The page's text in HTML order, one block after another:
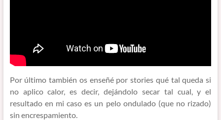
Por último también os enseñé por stories qué tal queda si
no aplico calor, es decir, dejándolo secar tal cual, y el
resultado en mi caso es un pelo ondulado (que no rizado)
sin encrespamiento.